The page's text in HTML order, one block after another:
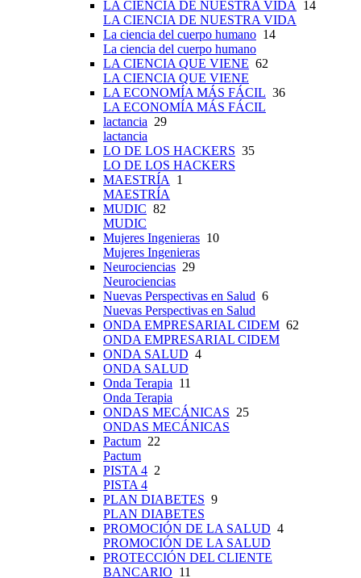
LA CIENCIA DE NUESTRA VIDA
14
LA CIENCIA DE NUESTRA VIDA
La ciencia del cuerpo humano 14
La ciencia del cuerpo humano
LA CIENCIA QUE VIENE 62
LA CIENCIA QUE VIENE
LA ECONOMÍA MÁS FÁCIL 36
LA ECONOMÍA MÁS FÁCIL
lactancia 29
lactancia
LO DE LOS HACKERS 35
LO DE LOS HACKERS
MAESTRÍA
1
MAESTRÍA
MUDIC 82
MUDIC
Mujeres Ingenieras 10
Mujeres Ingenieras
Neurociencias 29
Neurociencias
Nuevas Perspectivas en Salud 6
Nuevas Perspectivas en Salud
ONDA EMPRESARIAL CIDEM 62
ONDA EMPRESARIAL CIDEM
ONDA SALUD 4
ONDA SALUD
Onda Terapia 11
Onda Terapia
ONDAS MECÁNICAS 25
ONDAS MECÁNICAS
Pactum 22
Pactum
PISTA 4 2
PISTA 4
PLAN DIABETES 9
PLAN DIABETES
PROMOCIÓN DE LA SALUD 4
PROMOCIÓN DE LA SALUD
PROTECCIÓN DEL CLIENTE
BANCARIO 11